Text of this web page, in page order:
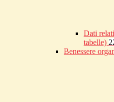
Dati
tabelle)
Benessere